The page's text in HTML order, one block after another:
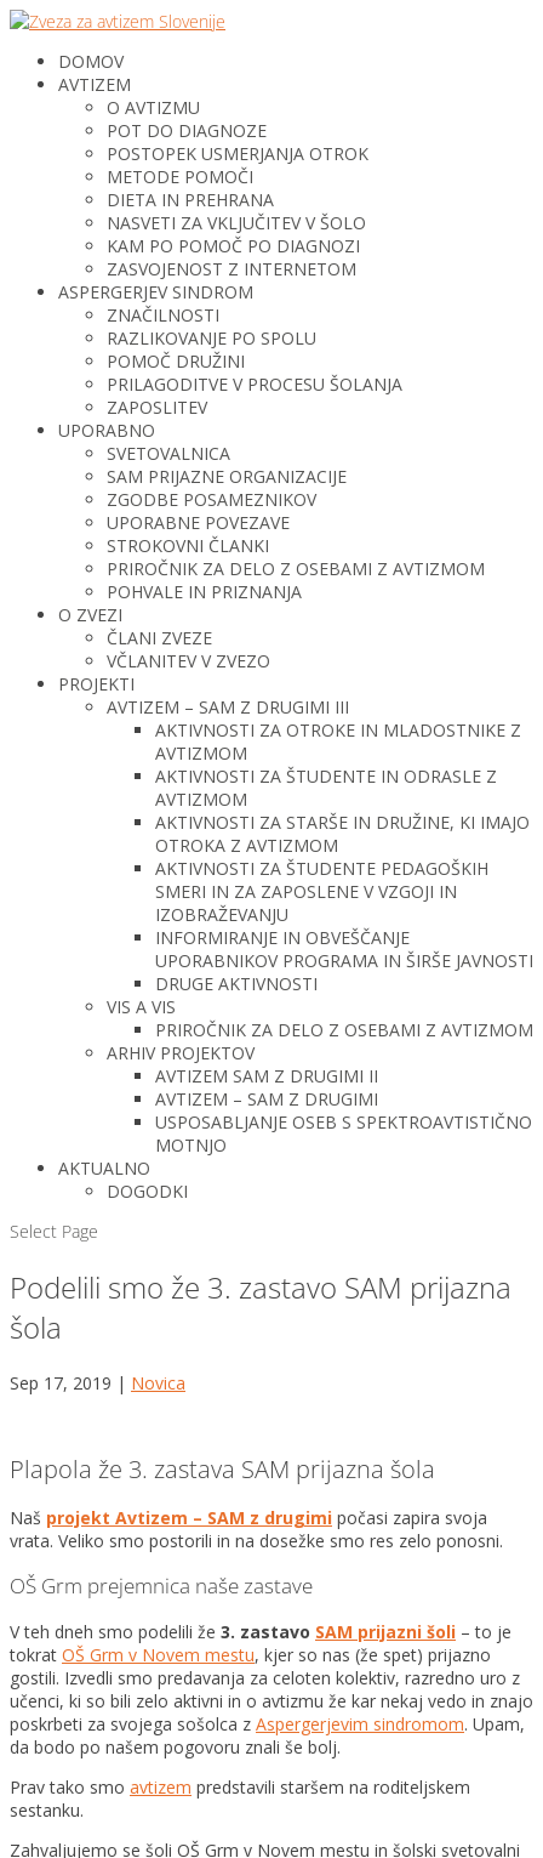
DOMOV
AVTIZEM
O AVTIZMU
POT DO DIAGNOZE
POSTOPEK USMERJANJA OTROK
METODE POMOČI
DIETA IN PREHRANA
NASVETI ZA VKLJUČITEV V ŠOLO
KAM PO POMOČ PO DIAGNOZI
ZASVOJENOST Z INTERNETOM
ASPERGERJEV SINDROM
ZNAČILNOSTI
RAZLIKOVANJE PO SPOLU
POMOČ DRUŽINI
PRILAGODITVE V PROCESU ŠOLANJA
ZAPOSLITEV
UPORABNO
SVETOVALNICA
SAM PRIJAZNE ORGANIZACIJE
ZGODBE POSAMEZNIKOV
UPORABNE POVEZAVE
STROKOVNI ČLANKI
PRIROČNIK ZA DELO Z OSEBAMI Z AVTIZMOM
POHVALE IN PRIZNANJA
O ZVEZI
ČLANI ZVEZE
VČLANITEV V ZVEZO
PROJEKTI
AVTIZEM – SAM Z DRUGIMI III
AKTIVNOSTI ZA OTROKE IN MLADOSTNIKE Z
AVTIZMOM
AKTIVNOSTI ZA ŠTUDENTE IN ODRASLE Z
AVTIZMOM
AKTIVNOSTI ZA STARŠE IN DRUŽINE, KI IMAJO
OTROKA Z AVTIZMOM
AKTIVNOSTI ZA ŠTUDENTE PEDAGOŠKIH
SMERI IN ZA ZAPOSLENE V VZGOJI IN
IZOBRAŽEVANJU
INFORMIRANJE IN OBVEŠČANJE
UPORABNIKOV PROGRAMA IN ŠIRŠE JAVNOSTI
DRUGE AKTIVNOSTI
VIS A VIS
PRIROČNIK ZA DELO Z OSEBAMI Z AVTIZMOM
ARHIV PROJEKTOV
AVTIZEM SAM Z DRUGIMI II
AVTIZEM – SAM Z DRUGIMI
USPOSABLJANJE OSEB S SPEKTROAVTISTIČNO
MOTNJO
AKTUALNO
DOGODKI
Select Page
Podelili smo že 3. zastavo SAM prijazna
šola
Sep 17, 2019 | Novica
Plapola že 3. zastava SAM prijazna šola
Naš projekt Avtizem – SAM z drugimi počasi zapira svoja
vrata. Veliko smo postorili in na dosežke smo res zelo ponosni.
OŠ Grm prejemnica naše zastave
V teh dneh smo podelili že 3. zastavo SAM prijazni šoli – to je
tokrat OŠ Grm v Novem mestu, kjer so nas (že spet) prijazno
gostili. Izvedli smo predavanja za celoten kolektiv, razredno uro z
učenci, ki so bili zelo aktivni in o avtizmu že kar nekaj vedo in znajo
poskrbeti za svojega sošolca z Aspergerjevim sindromom. Upam,
da bodo po našem pogovoru znali še bolj.
Prav tako smo avtizem predstavili staršem na roditeljskem
sestanku.
Zahvaljujemo se šoli OŠ Grm v Novem mestu in šolski svetovalni